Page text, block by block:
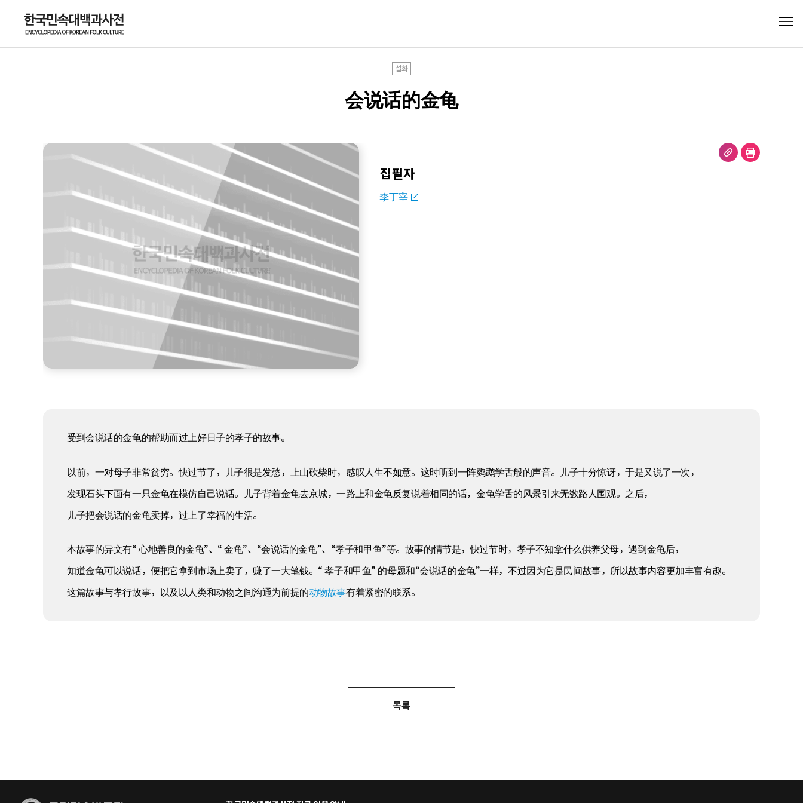
설화
会说话的金龟
집필자
李丁宰
受到会说话的金龟的帮助而过上好日子的孝子的故事。
以前，一对母子非常贫穷。快过节了，儿子很是发愁，上山砍柴时，感叹人生不如意。这时听到一阵鹦鹉学舌般的声音。儿子十分惊讶，于是又说了一次，
发现石头下面有一只金龟在模仿自己说话。儿子背着金龟去京城，一路上和金龟反复说着相同的话，金龟学舌的风景引来无数路人围观。之后，
儿子把会说话的金龟卖掉，过上了幸福的生活。
本故事的异文有“ 心地善良的金龟”、“ 金龟”、“会说话的金龟”、“孝子和甲鱼”等。故事的情节是，快过节时，孝子不知拿什么供养父母，遇到金龟后，
知道金龟可以说话，便把它拿到市场上卖了，赚了一大笔钱。“ 孝子和甲鱼” 的母题和“会说话的金龟”一样，不过因为它是民间故事，所以故事内容更加丰富有趣。
这篇故事与孝行故事，以及以人类和动物之间沟通为前提的动物故事有着紧密的联系。
목록